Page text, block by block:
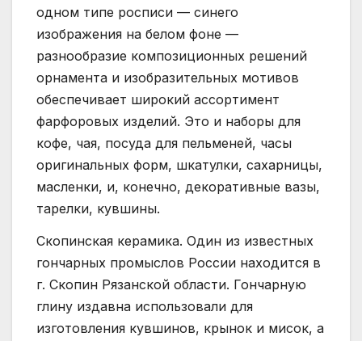
одном типе росписи — синего
изображения на белом фоне —
разнообразие композиционных решений
орнамента и изобразительных мотивов
обеспечивает широкий ассортимент
фарфоровых изделий. Это и наборы для
кофе, чая, посуда для пельменей, часы
оригинальных форм, шкатулки, сахарницы,
масленки, и, конечно, декоративные вазы,
тарелки, кувшины.
Скопинская керамика. Один из известных
гончарных промыслов России находится в
г. Скопин Рязанской области. Гончарную
глину издавна использовали для
изготовления кувшинов, крынок и мисок, а